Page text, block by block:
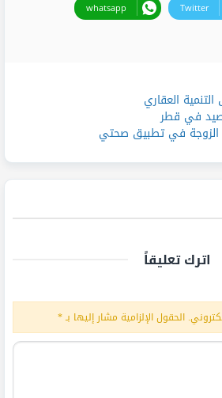
Twitter
whatsapp
العقاري
في قطر
في تطبيق صحتي
اترك تعليقاً
الحقول الإلزامية مشار إليها بـ*